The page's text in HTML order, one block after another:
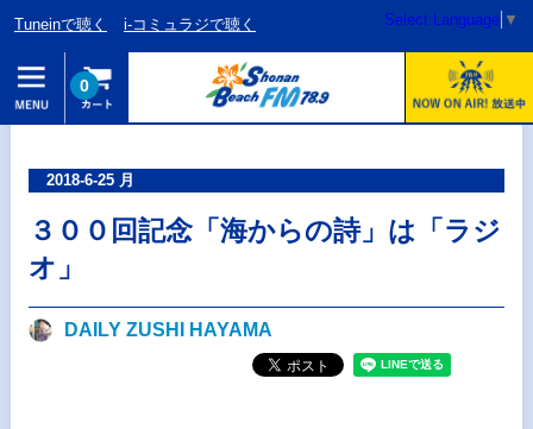
Tuneinで聴く i-コミュラジで聴く Select Language ▼
0
2018-6-25 月
３００回記念「海からの詩」は「ラジ
オ」
DAILY ZUSHI HAYAMA